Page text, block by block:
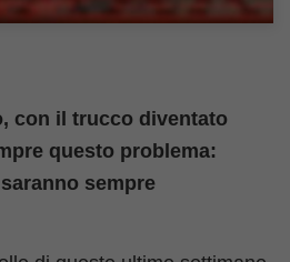
con il trucco diventato
questo problema:
sempre